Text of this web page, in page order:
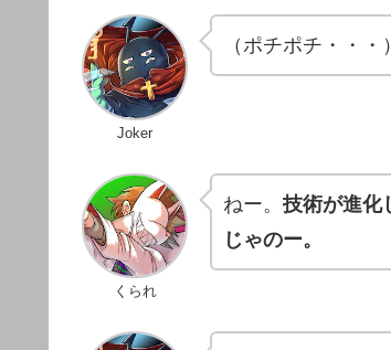
Joker
（ポチポチ・・・
くられ
ねー。 技術が進化
じゃのー。